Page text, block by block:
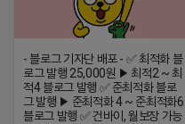
- 블로그 기자단 배포 - ✅ 최적화 블
로그 발행 25,000원 ▶ 최적2 ~ 최
적4 블로그 발행 ✅ 준최적화 블로
그 발행 ▶ 준최적화 4 ~ 준최적화6
블로그 발행 ✅ 건바이, 월보장 가능